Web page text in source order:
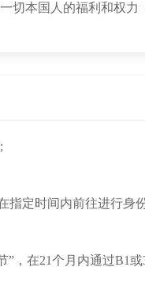
切本国人的福利和权
指定时间内前往进行身
，在21个月内通过B1